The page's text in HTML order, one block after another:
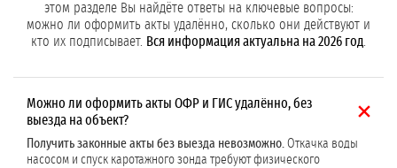
этом разделе Вы найдёте ответы на ключевые вопросы:
можно ли оформить акты удалённо, сколько они действуют и
кто их подписывает. Вся информация актуальна на 2026 год
Можно ли оформить акты ОФР и ГИС удалённо, без
выезда на объект?
Получить законные акты без выезда невозможно. Откачка воды
насосом и спуск каротажного зонда требуют физического